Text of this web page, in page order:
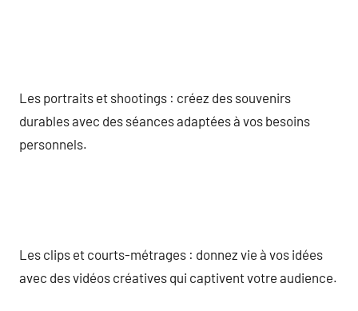
Les portraits et shootings : créez des souvenirs
durables avec des séances adaptées à vos besoins
personnels.
Les clips et courts-métrages : donnez vie à vos idées
avec des vidéos créatives qui captivent votre audience.